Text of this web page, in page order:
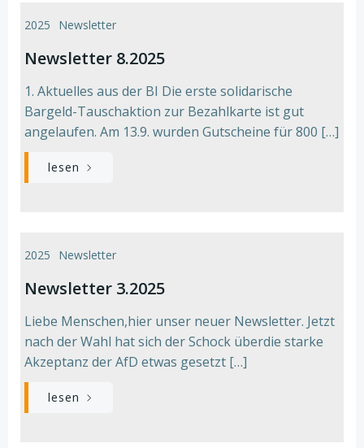
2025 Newsletter
Newsletter 8.2025
1. Aktuelles aus der BI Die erste solidarische
Bargeld-Tauschaktion zur Bezahlkarte ist gut
angelaufen. Am 13.9. wurden Gutscheine für 800 […]
lesen
2025 Newsletter
Newsletter 3.2025
Liebe Menschen,hier unser neuer Newsletter. Jetzt
nach der Wahl hat sich der Schock überdie starke
Akzeptanz der AfD etwas gesetzt […]
lesen